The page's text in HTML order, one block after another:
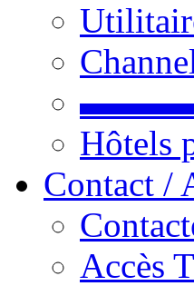
Hôtels
Contact /
Accès